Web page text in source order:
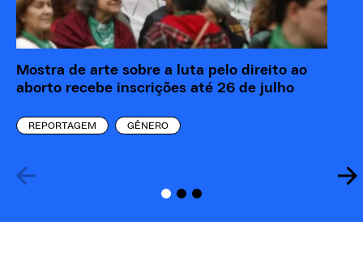
Mostra de arte sobre a luta pelo direito ao
aborto recebe inscrições até 26 de julho
REPORTAGEM GÊNERO